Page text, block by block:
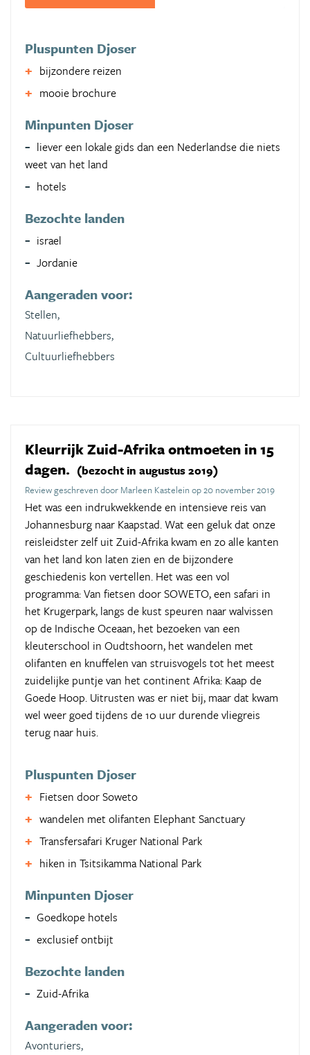
Pluspunten Djoser
bijzondere reizen
mooie brochure
Minpunten Djoser
liever een lokale gids dan een Nederlandse die niets
weet van het land
hotels
Bezochte landen
israel
Jordanie
Aangeraden voor:
Stellen,
Natuurliefhebbers,
Cultuurliefhebbers
Kleurrijk Zuid-Afrika ontmoeten in 15
dagen. (bezocht in augustus 2019)
Review geschreven door Marleen Kastelein op 20 november 2019
Het was een indrukwekkende en intensieve reis van
Johannesburg naar Kaapstad. Wat een geluk dat onze
reisleidster zelf uit Zuid-Afrika kwam en zo alle kanten
van het land kon laten zien en de bijzondere
geschiedenis kon vertellen. Het was een vol
programma: Van fietsen door SOWETO, een safari in
het Krugerpark, langs de kust speuren naar walvissen
op de Indische Oceaan, het bezoeken van een
kleuterschool in Oudtshoorn, het wandelen met
olifanten en knuffelen van struisvogels tot het meest
zuidelijke puntje van het continent Afrika: Kaap de
Goede Hoop. Uitrusten was er niet bij, maar dat kwam
wel weer goed tijdens de 10 uur durende vliegreis
terug naar huis.
Pluspunten Djoser
Fietsen door Soweto
wandelen met olifanten Elephant Sanctuary
Transfersafari Kruger National Park
hiken in Tsitsikamma National Park
Minpunten Djoser
Goedkope hotels
exclusief ontbijt
Bezochte landen
Zuid-Afrika
Aangeraden voor:
Avonturiers,